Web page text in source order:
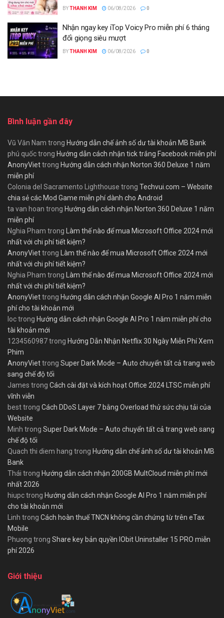
BYTHANH KIM 06/08/2026 0
Nhận ngay key iTop Voicy Pro miễn phí 6 tháng
đổi giọng siêu mượt
BYTHANH KIM 06/08/2026 0
Bình luận gần đây
Vũ Văn Nam trong Hướng dẫn chế ảnh số dư tài khoản MB Bank
phú quốctrong Hướng dẫn cách nhận tick trắng Facebook miễn phí
AnonyViettrong Hướng dẫn cách nhận Norton 360 Deluxe 1 năm
miễn phí
Colonia del Sacramento Lighthouse trong Techvui.com – Website
chia sẻ các Mod Game miễn phí dành cho Android
ta van hoan trong Hướng dẫn cách nhận Norton 360 Deluxe 1 năm
miễn phí
Nghia Pham trong Làm thế nào để mua Microsoft Office 2024 mới
nhất với chi phí tiết kiệm?
AnonyViettrong Làm thế nào để mua Microsoft Office 2024 mới
nhất với chi phí tiết kiệm?
Nghia Pham trong Làm thế nào để mua Microsoft Office 2024 mới
nhất với chi phí tiết kiệm?
AnonyViettrong Hướng dẫn cách nhận Google AI Pro 1 năm miễn
phí cho tài khoản mới
loctrong Hướng dẫn cách nhận Google AI Pro 1 năm miễn phí cho
tài khoản mới
1234560987trong Hướng Dẫn Nhận Netflix 30 Ngày Miễn Phí Xem
Phim
AnonyViettrong Super Dark Mode – Auto chuyển tất cả trang web
sang chế độ tối
James trong Cách cài đặt và kích hoạt Office 2024 LTSC miễn phí
vĩnh viễn
besttrong Cách DDoS Layer 7 bằng Overload thử sức chịu tải của
Website
Minh trong Super Dark Mode – Auto chuyển tất cả trang web sang
chế độ tối
Quach thi diem hang trong Hướng dẫn chế ảnh số dư tài khoản MB
Bank
Thái trong Hướng dẫn cách nhận 200GB MultCloud miễn phí mới
nhất 2026
hiupctrong Hướng dẫn cách nhận Google AI Pro 1 năm miễn phí
cho tài khoản mới
Linh trong Cách hoàn thuế TNCN không cần chứng từ trên eTax
Mobile
Phuong trong Share key bản quyền IObit Uninstaller 15 PRO miễn
phí 2026
Giới thiệu